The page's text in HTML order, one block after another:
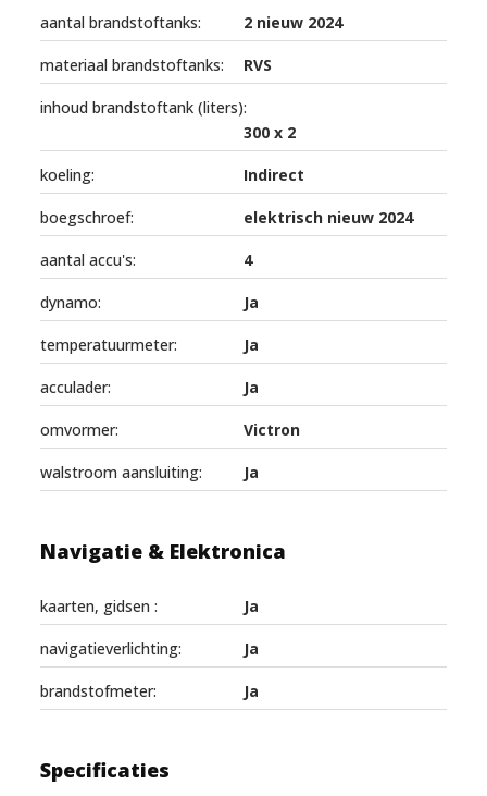
aantal brandstoftanks: 2 nieuw 2024
materiaal brandstoftanks: RVS
inhoud brandstoftank (liters):
300 x 2
koeling: Indirect
boegschroef: elektrisch nieuw 2024
aantal accu's: 4
dynamo: Ja
temperatuurmeter: Ja
acculader: Ja
omvormer: Victron
walstroom aansluiting: Ja
Navigatie & Elektronica
kaarten, gidsen : Ja
navigatieverlichting: Ja
brandstofmeter: Ja
Specificaties